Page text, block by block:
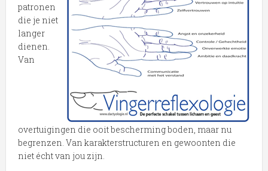
patronen
die je niet
langer
dienen.
Van
overtuigingen die ooit bescherming boden, maar nu
begrenzen. Van karakterstructuren en gewoonten die
niet écht van jou zijn.